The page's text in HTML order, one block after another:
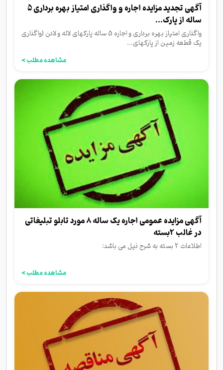
آگهی تجدید مزایده اجاره و واگذاری امتیاز بهره برداری 5
ساله از پارک...
واگذاری امتیاز بهره برداری و اجاره 5 ساله پارکهای لاله و لادن (واگذاری
یک قطعه زمین از پارکهای...
مشاهده مطلب >
آگهی مزایده عمومی اجاره یک ساله 8 مورد تابلو تبلیغاتی
در غالب 2بسته
اطلاعات 2 بسته به شرح ذیل می باشد:
مشاهده مطلب >